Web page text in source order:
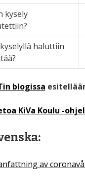
kysely
haluttiin
blogissa
KiVa Koulu -
av